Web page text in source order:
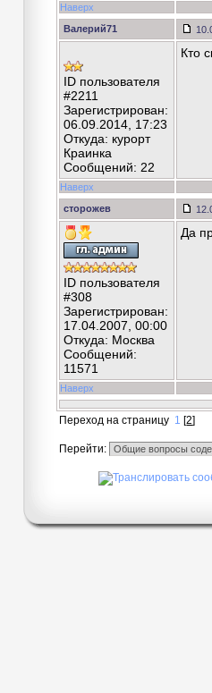
Наверх
Валерий71
ID пользователя
#2211
Зарегистрирован:
06.09.2014, 17:23
Откуда: курорт
Краинка
Сообщений: 22
Кто
Наверх
сторожев
ID пользователя
#308
Зарегистрирован:
17.04.2007, 00:00
Откуда: Москва
Сообщений:
11571
Да
Наверх
Переход на страницу 1 [2]
Перейти: